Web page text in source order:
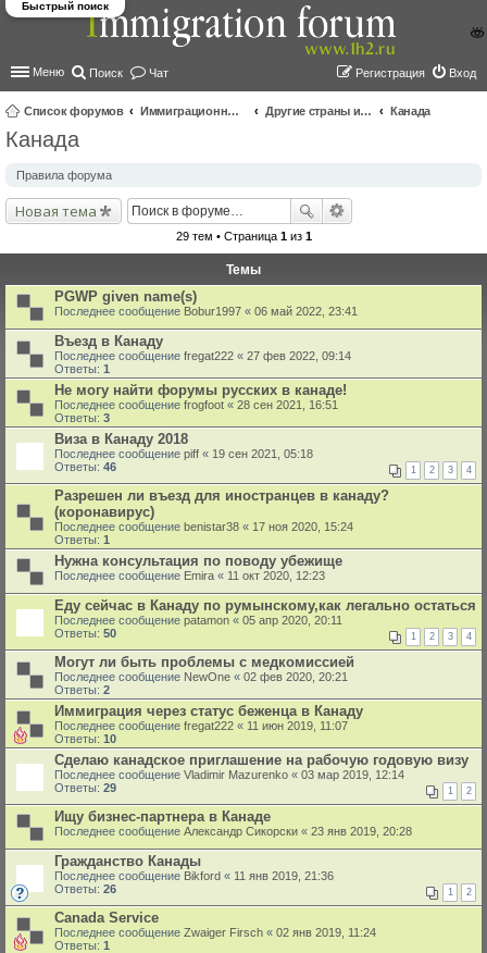
Меню Поиск Чат Вход
Регистрация
Список форумов Иммиграционные форумы | Immigration forums Другие страны и вопросы Шенгена
Канада
Быстрый поиск
Канада
Правила форума
Новая тема
29 тем • Страница 1из 1
Темы
PGWP given name(s)
Последнее сообщение Bobur1997 « 06 май 2022, 23:41
Въезд в Канаду
Последнее сообщение fregat222 « 27 фев 2022, 09:14
Ответы: 1
Не могу найти форумы русских в канаде!
Последнее сообщение frogfoot « 28 сен 2021, 16:51
Ответы: 3
Виза в Канаду 2018
Последнее сообщение piff « 19 сен 2021, 05:18
Ответы: 46 1 2 3 4
Разрешен ли въезд для иностранцев в канаду?
(коронавирус)
Последнее сообщение benistar38 « 17 ноя 2020, 15:24
Ответы: 1
Нужна консультация по поводу убежище
Последнее сообщение Emira « 11 окт 2020, 12:23
Еду сейчас в Канаду по румынскому,как легально остаться
Последнее сообщение patamon « 05 апр 2020, 20:11
Ответы: 50 1 2 3 4
Могут ли быть проблемы с медкомиссией
Последнее сообщение NewOne « 02 фев 2020, 20:21
Ответы: 2
Иммиграция через статус беженца в Канаду
Последнее сообщение fregat222 « 11 июн 2019, 11:07
Ответы: 10
Сделаю канадское приглашение на рабочую годовую визу
Последнее сообщение Vladimir Mazurenko « 03 мар 2019, 12:14
Ответы: 29 1 2
Ищу бизнес-партнера в Канаде
Последнее сообщение Александр Сикорски « 23 янв 2019, 20:28
Гражданство Канады
Последнее сообщение Bikford « 11 янв 2019, 21:36
Ответы: 26 1 2
Canada Service
Последнее сообщение Zwaiger Firsch « 02 янв 2019, 11:24
Ответы: 1